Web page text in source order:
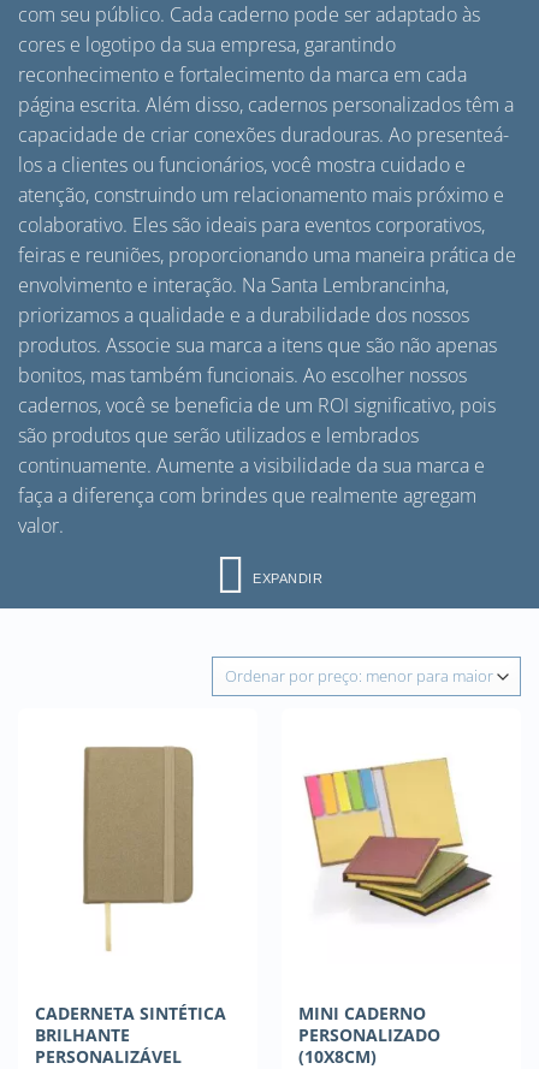
EXPANDIR
com seu público. Cada caderno pode ser adaptado às
cores e logotipo da sua empresa, garantindo
reconhecimento e fortalecimento da marca em cada
página escrita. Além disso, cadernos personalizados têm a
capacidade de criar conexões duradouras. Ao presenteá-
los a clientes ou funcionários, você mostra cuidado e
atenção, construindo um relacionamento mais próximo e
colaborativo. Eles são ideais para eventos corporativos,
feiras e reuniões, proporcionando uma maneira prática de
envolvimento e interação. Na Santa Lembrancinha,
priorizamos a qualidade e a durabilidade dos nossos
produtos. Associe sua marca a itens que são não apenas
bonitos, mas também funcionais. Ao escolher nossos
cadernos, você se beneficia de um ROI significativo, pois
são produtos que serão utilizados e lembrados
continuamente. Aumente a visibilidade da sua marca e
faça a diferença com brindes que realmente agregam
valor.
CADERNETA SINTÉTICA
BRILHANTE
PERSONALIZÁVEL
MINI CADERNO
PERSONALIZADO
(10X8CM)